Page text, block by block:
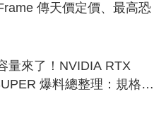
傳天價定價、最高恐
量來了！NVIDIA RTX
爆料總整理：規格、